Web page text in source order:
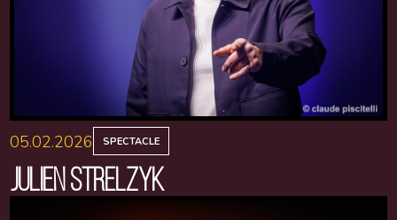
05.02.2026 SPECTACLE
JULIEN STRELZYK